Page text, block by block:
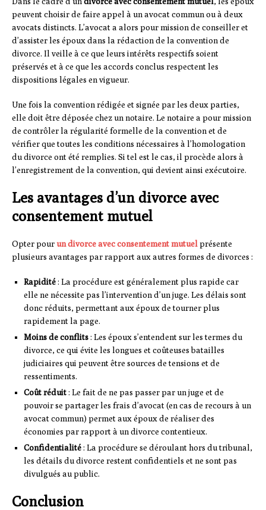
peuvent choisir de faire appel à un avocat commun ou à deux
avocats distincts. L’avocat a alors pour mission de conseiller et
d’assister les époux dans la rédaction de la convention de
divorce. Il veille à ce que leurs intérêts respectifs soient
préservés et à ce que les accords conclus respectent les
dispositions légales en vigueur.
Une fois la convention rédigée et signée par les deux parties,
elle doit être déposée chez un notaire. Le notaire a pour mission
de contrôler la régularité formelle de la convention et de
vérifier que toutes les conditions nécessaires à l’homologation
du divorce ont été remplies. Si tel est le cas, il procède alors à
l’enregistrement de la convention, qui devient ainsi exécutoire.
Les avantages d’un divorce avec
consentement mutuel
Opter pourun divorce avec consentement mutuel présente
plusieurs avantages par rapport aux autres formes de divorces :
Rapidité: La procédure est généralement plus rapide car
elle ne nécessite pas l’intervention d’un juge. Les délais sont
donc réduits, permettant aux époux de tourner plus
rapidement la page.
Moins de conflits: Les époux s’entendent sur les termes du
divorce, ce qui évite les longues et coûteuses batailles
judiciaires qui peuvent être sources de tensions et de
ressentiments.
Coût réduit: Le fait de ne pas passer par un juge et de
pouvoir se partager les frais d’avocat (en cas de recours à un
avocat commun) permet aux époux de réaliser des
économies par rapport à un divorce contentieux.
Confidentialité: La procédure se déroulant hors du tribunal,
les détails du divorce restent confidentiels et ne sont pas
divulgués au public.
Conclusion